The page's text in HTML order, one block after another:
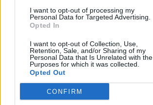
I want to opt-out of processing my
Personal Data for Targeted Advertising.
Opted In
I want to opt-out of Collection, Use,
Retention, Sale, and/or Sharing of my
Personal Data that Is Unrelated with the
Purposes for which it was collected.
Opted Out
CONFIRM
X